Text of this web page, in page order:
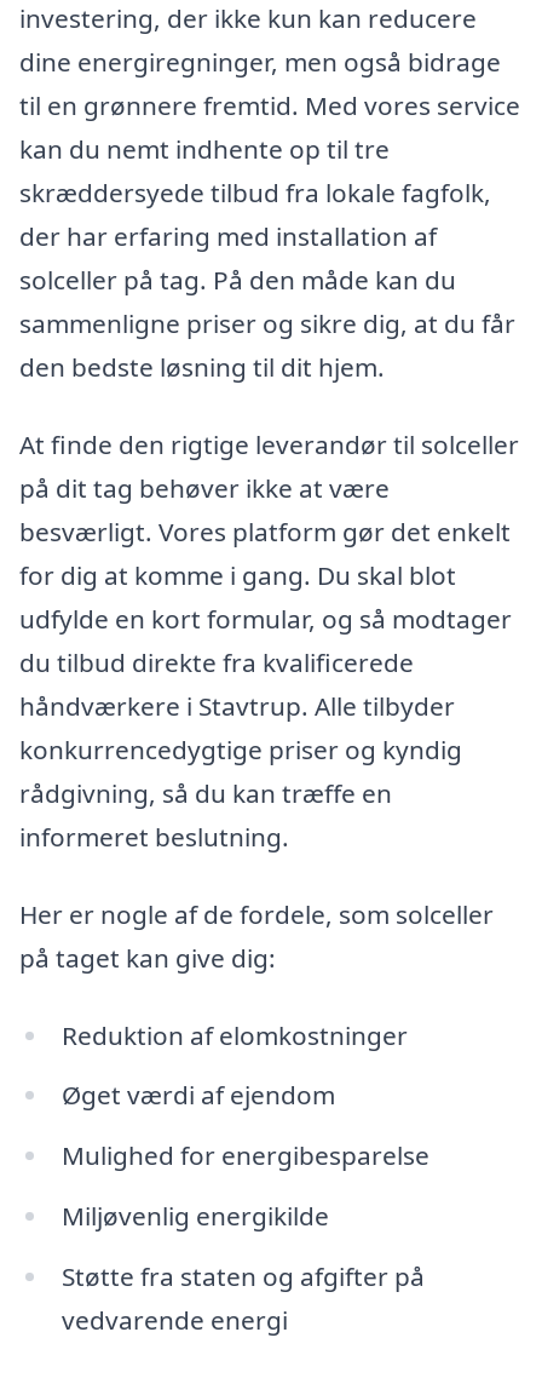
investering, der ikke kun kan reducere
dine energiregninger, men også bidrage
til en grønnere fremtid. Med vores service
kan du nemt indhente op til tre
skræddersyede tilbud fra lokale fagfolk,
der har erfaring med installation af
solceller på tag. På den måde kan du
sammenligne priser og sikre dig, at du får
den bedste løsning til dit hjem.
At finde den rigtige leverandør til solceller
på dit tag behøver ikke at være
besværligt. Vores platform gør det enkelt
for dig at komme i gang. Du skal blot
udfylde en kort formular, og så modtager
du tilbud direkte fra kvalificerede
håndværkere i Stavtrup. Alle tilbyder
konkurrencedygtige priser og kyndig
rådgivning, så du kan træffe en
informeret beslutning.
Her er nogle af de fordele, som solceller
på taget kan give dig:
Reduktion af elomkostninger
Øget værdi af ejendom
Mulighed for energibesparelse
Miljøvenlig energikilde
Støtte fra staten og afgifter på
vedvarende energi